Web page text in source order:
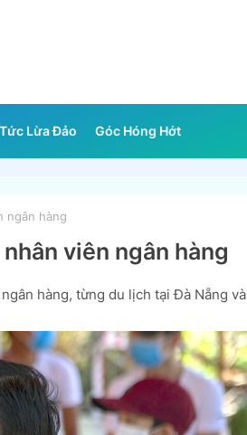
Lừa Đảo Góc Hóng Hớt
ngân hàng
viên ngân hàng
hàng, từng du lịch tại Đà Nẵng